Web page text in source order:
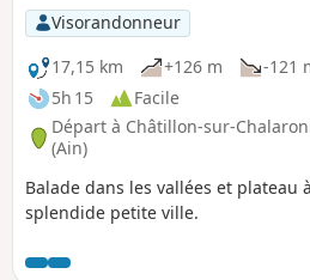
Visorandonneur
17,15 km
+126 m
-121
5h 15
Facile
Départ à Châtillon-sur-
(Ain)
Balade dans les vallées et plateau
splendide petite ville.